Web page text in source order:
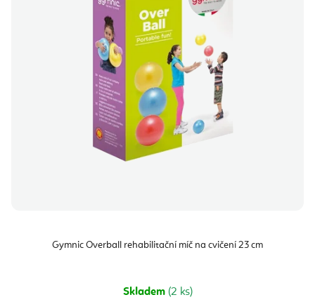
Gymnic Overball rehabilitační míč na cvičení 23 cm
Skladem (2 ks)